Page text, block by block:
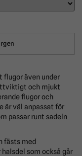
flugor även under
och mjukt
flugor och
är väl anpassat för
passar runt sadeln
fästs med
som också går